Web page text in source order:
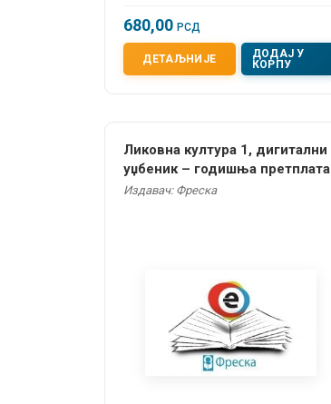
680,00 РСД
ДЕТАЉНИЈЕ
ДОДАЈ У
КОРПУ
Ликовна култура 1, дигитални
уџбеник – годишња претплата
Издавач: Фреска